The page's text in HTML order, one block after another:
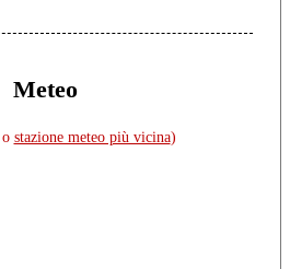
Meteo
stazione meteo più vicina)